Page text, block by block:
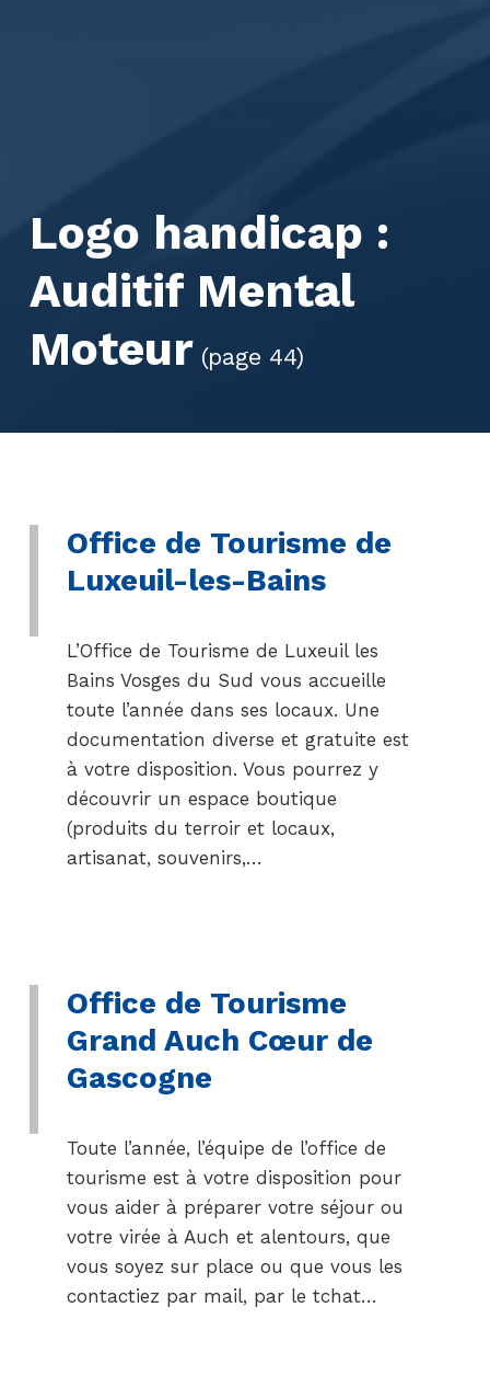
Logo handicap :
Auditif Mental
Moteur (page 44)
Office de Tourisme de
Luxeuil-les-Bains
L’Office de Tourisme de Luxeuil les
Bains Vosges du Sud vous accueille
toute l’année dans ses locaux. Une
documentation diverse et gratuite est
à votre disposition. Vous pourrez y
découvrir un espace boutique
(produits du terroir et locaux,
artisanat, souvenirs,…
Office de Tourisme
Grand Auch Cœur de
Gascogne
Toute l’année, l’équipe de l’office de
tourisme est à votre disposition pour
vous aider à préparer votre séjour ou
votre virée à Auch et alentours, que
vous soyez sur place ou que vous les
contactiez par mail, par le tchat…